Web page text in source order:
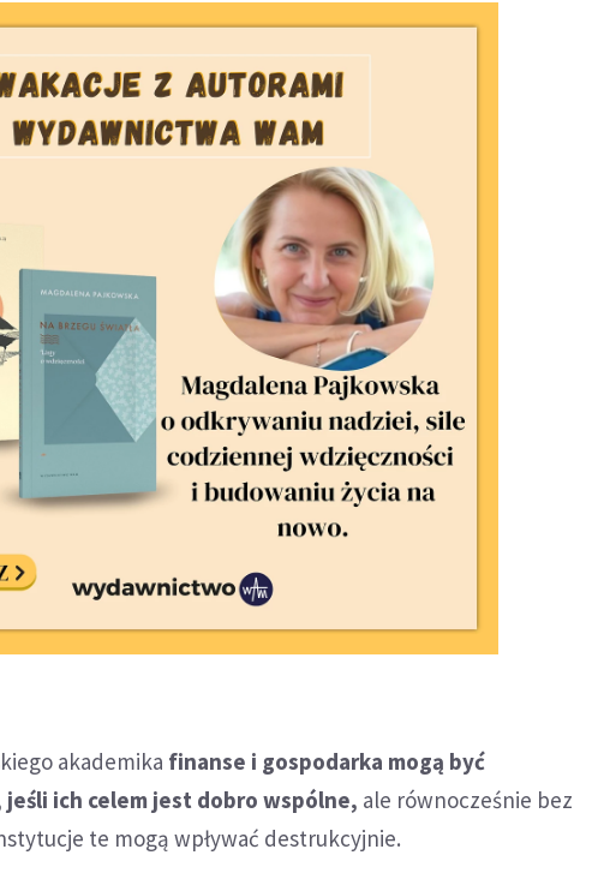
akademika finanse i gospodarka mogą być
ich celem jest dobro wspólne, ale równocześnie bez
te mogą wpływać destrukcyjnie.